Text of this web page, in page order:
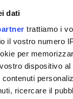
dati
trattiamo i
il vostro numero
per
dispositivo al
contenuti
ricercare il
IN THE
Molecolare
including